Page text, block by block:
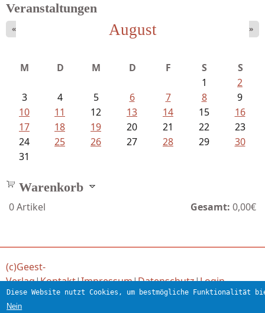
Goetze, Christina - Ade, du schöne...
Veranstaltungen
August
« »
M D M D F S
S
1
2
3
4 5 6 7 8
9
10
11 12 13 14 15
16
17
18 19 20 21 22
23
24
25 26 27 28 29
30
31
Warenkorb
0Artikel Gesamt: 0,00€
(c)Geest-
Verlag|Kontakt|Impressum|Datenschutz|Login
Diese Website nutzt Cookies, um bestmögliche Funktionalität
Nein